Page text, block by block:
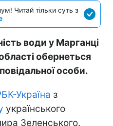
Читай тільки суть з
води у Марганці
обернеться
особи.
Україна з
українського
Зеленського.